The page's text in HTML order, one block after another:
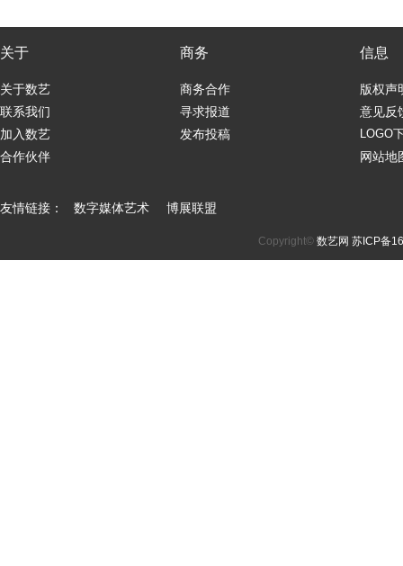
关于
关于数艺
联系我们
加入数艺
合作伙伴
商务
商务合作
寻求报道
发布投稿
信息
版权声
意见反
LOGO
网站地
友情链接： 数字媒体艺术 博展联盟
Copyright© 数艺网 苏ICP备